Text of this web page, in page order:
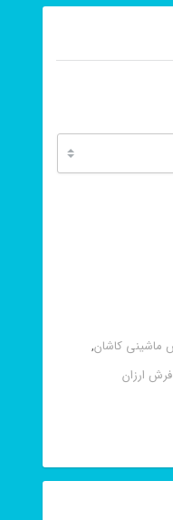
ماشینی کاشان,
فرش ارزان